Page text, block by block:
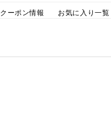
クーポン情報
お気に入り一覧